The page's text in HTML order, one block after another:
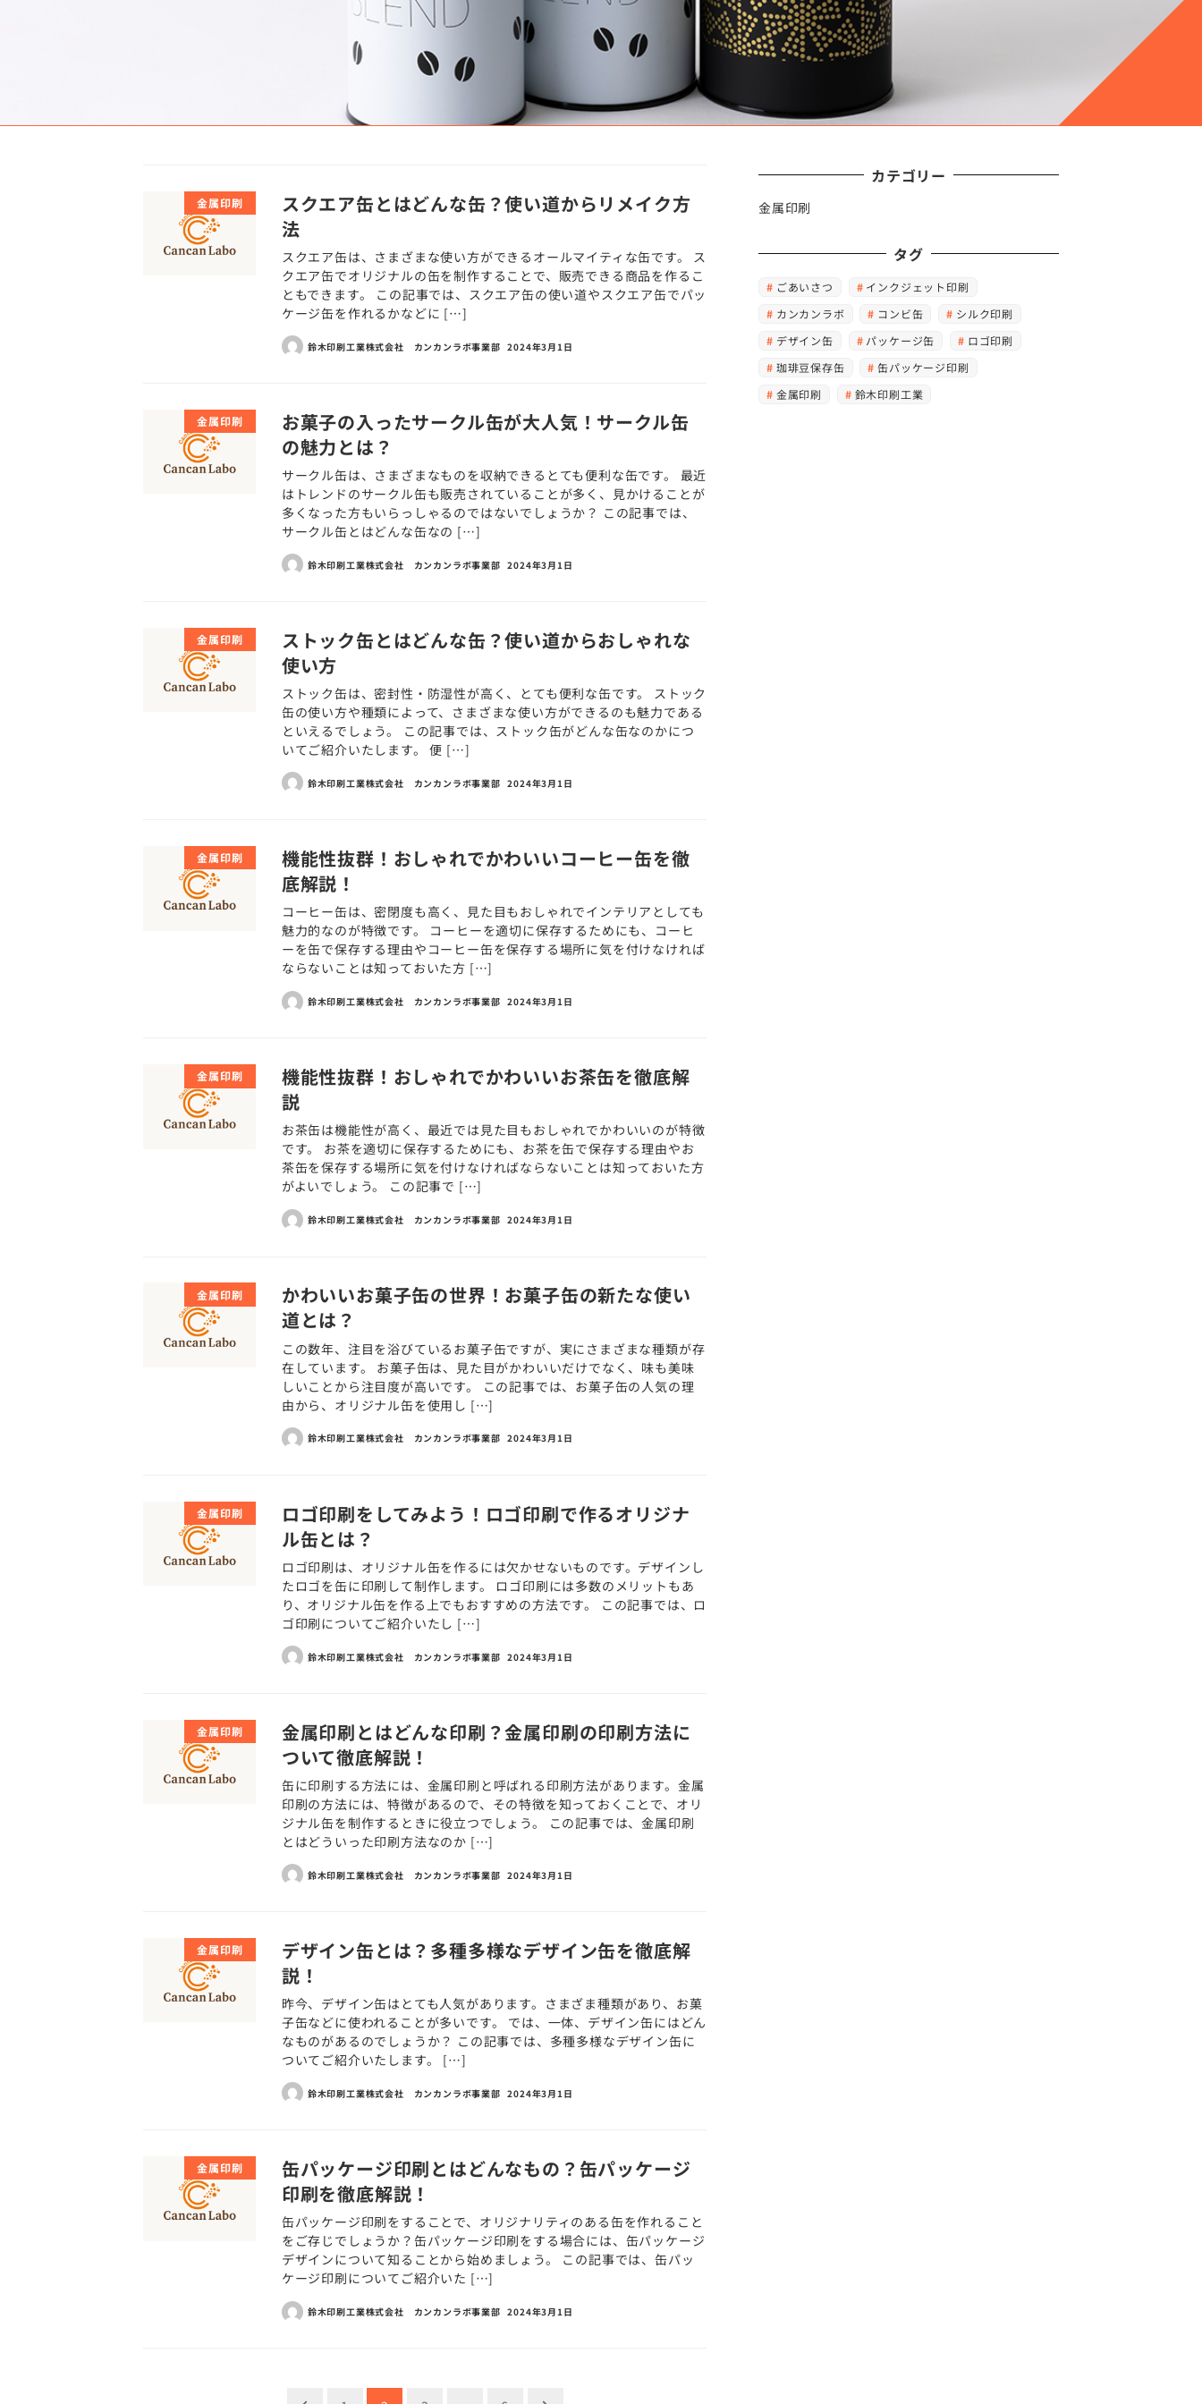
金属印刷
スクエア缶とはどんな缶？使い道からリメイク方
法
スクエア缶は、さまざまな使い方ができるオールマイティな缶です。 ス
クエア缶でオリジナルの缶を制作することで、販売できる商品を作るこ
ともできます。 この記事では、スクエア缶の使い道やスクエア缶でパッ
ケージ缶を作れるかなどに […]
鈴木印刷工業株式会社 カンカンラボ事業部 2024年3月1日
金属印刷
お菓子の入ったサークル缶が大人気！サークル缶
の魅力とは？
サークル缶は、さまざまなものを収納できるとても便利な缶です。 最近
はトレンドのサークル缶も販売されていることが多く、見かけることが
多くなった方もいらっしゃるのではないでしょうか？ この記事では、
サークル缶とはどんな缶なの […]
鈴木印刷工業株式会社 カンカンラボ事業部 2024年3月1日
金属印刷
ストック缶とはどんな缶？使い道からおしゃれな
使い方
ストック缶は、密封性・防湿性が高く、とても便利な缶です。 ストック
缶の使い方や種類によって、さまざまな使い方ができるのも魅力である
といえるでしょう。 この記事では、ストック缶がどんな缶なのかにつ
いてご紹介いたします。 便 […]
鈴木印刷工業株式会社 カンカンラボ事業部 2024年3月1日
金属印刷
機能性抜群！おしゃれでかわいいコーヒー缶を徹
底解説！
コーヒー缶は、密閉度も高く、見た目もおしゃれでインテリアとしても
魅力的なのが特徴です。 コーヒーを適切に保存するためにも、コーヒ
ーを缶で保存する理由やコーヒー缶を保存する場所に気を付けなければ
ならないことは知っておいた方 […]
鈴木印刷工業株式会社 カンカンラボ事業部 2024年3月1日
金属印刷
機能性抜群！おしゃれでかわいいお茶缶を徹底解
説
お茶缶は機能性が高く、最近では見た目もおしゃれでかわいいのが特徴
です。 お茶を適切に保存するためにも、お茶を缶で保存する理由やお
茶缶を保存する場所に気を付けなければならないことは知っておいた方
がよいでしょう。 この記事で […]
鈴木印刷工業株式会社 カンカンラボ事業部 2024年3月1日
金属印刷
かわいいお菓子缶の世界！お菓子缶の新たな使い
道とは？
この数年、注目を浴びているお菓子缶ですが、実にさまざまな種類が存
在しています。 お菓子缶は、見た目がかわいいだけでなく、味も美味
しいことから注目度が高いです。 この記事では、お菓子缶の人気の理
由から、オリジナル缶を使用し […]
鈴木印刷工業株式会社 カンカンラボ事業部 2024年3月1日
金属印刷
ロゴ印刷をしてみよう！ロゴ印刷で作るオリジナ
ル缶とは？
ロゴ印刷は、オリジナル缶を作るには欠かせないものです。デザインし
たロゴを缶に印刷して制作します。 ロゴ印刷には多数のメリットもあ
り、オリジナル缶を作る上でもおすすめの方法です。 この記事では、ロ
ゴ印刷についてご紹介いたし […]
鈴木印刷工業株式会社 カンカンラボ事業部 2024年3月1日
金属印刷
金属印刷とはどんな印刷？金属印刷の印刷方法に
ついて徹底解説！
缶に印刷する方法には、金属印刷と呼ばれる印刷方法があります。金属
印刷の方法には、特徴があるので、その特徴を知っておくことで、オリ
ジナル缶を制作するときに役立つでしょう。 この記事では、金属印刷
とはどういった印刷方法なのか […]
鈴木印刷工業株式会社 カンカンラボ事業部 2024年3月1日
金属印刷
デザイン缶とは？多種多様なデザイン缶を徹底解
説！
昨今、デザイン缶はとても人気があります。さまざま種類があり、お菓
子缶などに使われることが多いです。 では、一体、デザイン缶にはどん
なものがあるのでしょうか？ この記事では、多種多様なデザイン缶に
ついてご紹介いたします。 […]
鈴木印刷工業株式会社 カンカンラボ事業部 2024年3月1日
金属印刷
缶パッケージ印刷とはどんなもの？缶パッケージ
印刷を徹底解説！
缶パッケージ印刷をすることで、オリジナリティのある缶を作れること
をご存じでしょうか？缶パッケージ印刷をする場合には、缶パッケージ
デザインについて知ることから始めましょう。 この記事では、缶パッ
ケージ印刷についてご紹介いた […]
鈴木印刷工業株式会社 カンカンラボ事業部 2024年3月1日
カテゴリー
金属印刷
タグ
ごあいさつ
インクジェット印刷
カンカンラボ
コンビ缶
シルク印刷
デザイン缶
パッケージ缶
ロゴ印刷
珈琲豆保存缶
缶パッケージ印刷
金属印刷
鈴木印刷工業